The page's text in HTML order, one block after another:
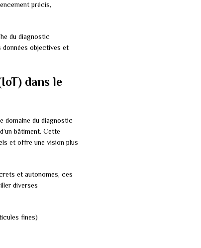
précis,
du diagnostic
données objectives et
dans le
domaine du diagnostic
bâtiment. Cette
et offre une vision plus
et autonomes, ces
diverses
fines)